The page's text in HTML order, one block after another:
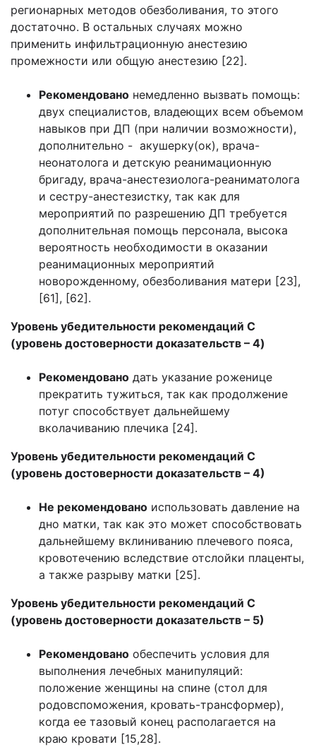
регионарных методов обезболивания, то этого
достаточно. В остальных случаях можно
применить инфильтрационную анестезию
промежности или общую анестезию [22].
Рекомендовано немедленно вызвать помощь:
двух специалистов, владеющих всем объемом
навыков при ДП (при наличии возможности),
дополнительно - акушерку(ок), врача-
неонатолога и детскую реанимационную
бригаду, врача-анестезиолога-реаниматолога
и сестру-анестезистку, так как для
мероприятий по разрешению ДП требуется
дополнительная помощь персонала, высока
вероятность необходимости в оказании
реанимационных мероприятий
новорожденному, обезболивания матери [23],
[61], [62].
Уровень убедительности рекомендаций C
(уровень достоверности доказательств – 4)
Рекомендовано дать указание роженице
прекратить тужиться, так как продолжение
потуг способствует дальнейшему
вколачиванию плечика [24].
Уровень убедительности рекомендаций С
(уровень достоверности доказательств – 4)
Не рекомендовано использовать давление на
дно матки, так как это может способствовать
дальнейшему вклиниванию плечевого пояса,
кровотечению вследствие отслойки плаценты,
а также разрыву матки [25].
Уровень убедительности рекомендаций С
(уровень достоверности доказательств – 5)
Рекомендовано обеспечить условия для
выполнения лечебных манипуляций:
положение женщины на спине (стол для
родовспоможения, кровать-трансформер),
когда ее тазовый конец располагается на
краю кровати [15,28].